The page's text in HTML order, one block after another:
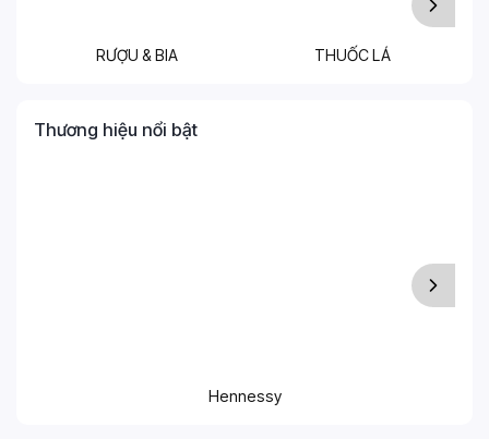
RƯỢU & BIA THUỐC LÁ
Thương hiệu nổi bật
Hennessy